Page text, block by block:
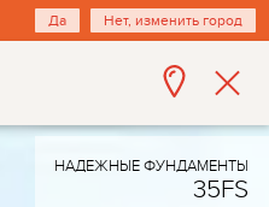
Да Нет, изменить город
НАДЕЖНЫЕ ФУНДАМЕНТЫ
35FS